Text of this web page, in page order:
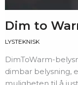
Dim to
LYSTEKNISK
DimToWarm-
dimbar belysning,